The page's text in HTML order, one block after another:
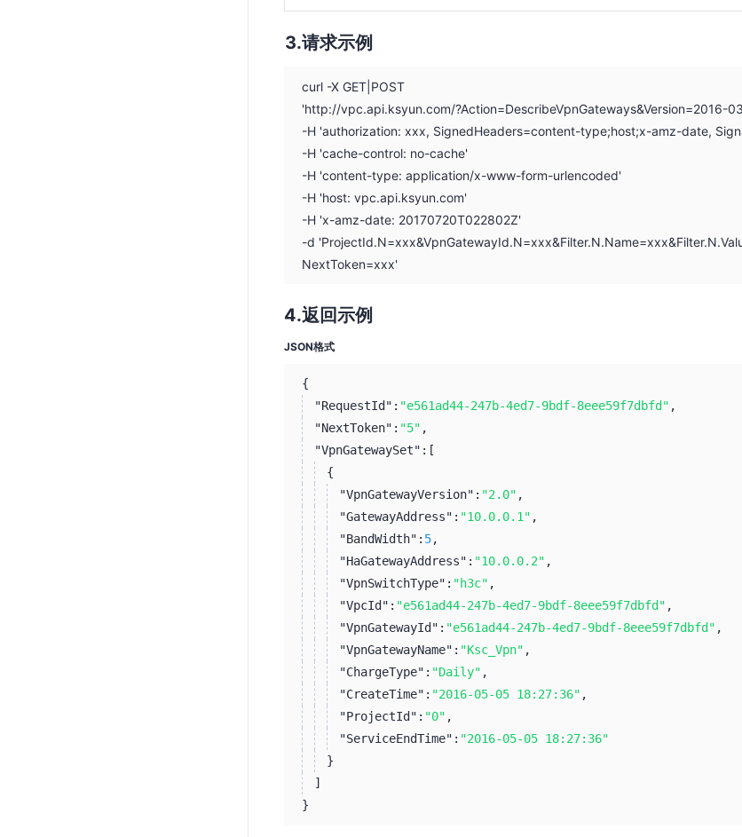
请求示例
curl -X GET|POST
'http://vpc.api.ksyun.com/?Action=DescribeVpnGateways&Version=2016-
-H 'authorization: xxx, SignedHeaders=content-type;host;x-amz-date,
-H 'cache-control: no-cache'
-H 'content-type: application/x-www-form-urlencoded'
-H 'host: vpc.api.ksyun.com'
-H 'x-amz-date: 20170720T022802Z'
-d
NextToken=xxx'
返回示例
JSON格式
{
"RequestId": "e561ad44-247b-4ed7-9bdf-8eee59f7dbfd" ,
"NextToken": "5" ,
"VpnGatewaySet": [
{
"VpnGatewayVersion": "2.0" ,
"GatewayAddress": "10.0.0.1" ,
"BandWidth": 5,
"HaGatewayAddress": "10.0.0.2" ,
"VpnSwitchType": "h3c" ,
"VpcId": "e561ad44-247b-4ed7-9bdf-8eee59f7dbfd" ,
"VpnGatewayId": "e561ad44-247b-4ed7-9bdf-8eee59f7dbfd" ,
"VpnGatewayName": "Ksc_Vpn" ,
"ChargeType": "Daily" ,
"CreateTime": "2016-05-05 18:27:36" ,
"ProjectId": "0" ,
"ServiceEndTime": "2016-05-05 18:27:36"
}
]
}